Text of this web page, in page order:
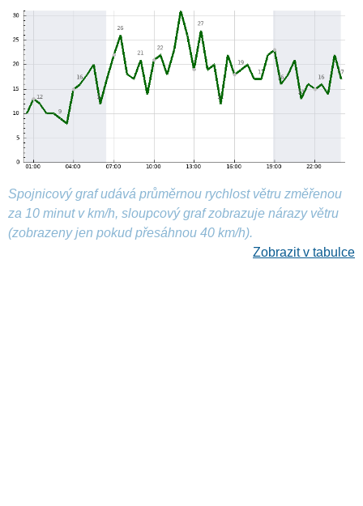
Spojnicový graf udává průměrnou rychlost větru změřenou
za 10 minut v km/h, sloupcový graf zobrazuje nárazy větru
(zobrazeny jen pokud přesáhnou 40 km/h).
Zobrazit v tabulce